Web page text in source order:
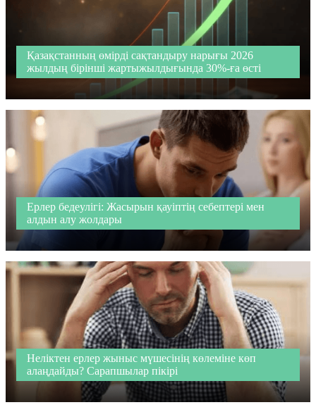
Қазақстанның өмірді сақтандыру нарығы 2026
жылдың бірінші жартыжылдығында 30%-ға өсті
Ерлер бедеулігі: Жасырын қауіптің себептері мен
алдын алу жолдары
Неліктен ерлер жыныс мүшесінің көлеміне көп
алаңдайды? Сарапшылар пікірі